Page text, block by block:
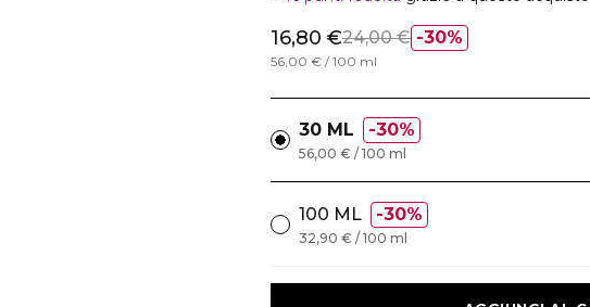
30%
16,80 €24,00 €
56,00 € / 100 ml
30 ML 30%
56,00 € / 100 ml
100 ML 30%
32,90 € / 100 ml